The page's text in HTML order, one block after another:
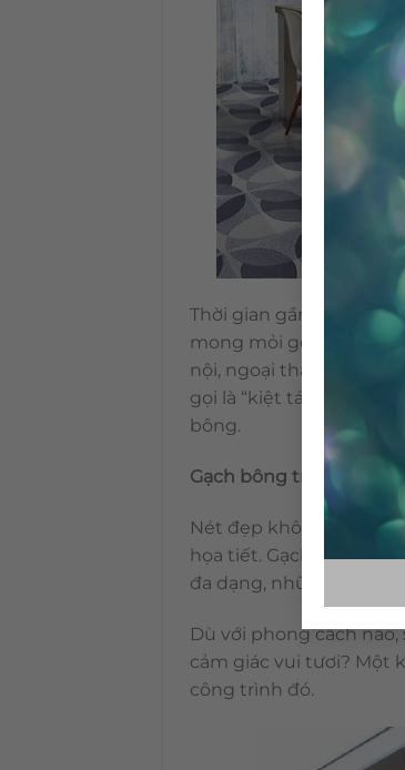
Thời gian gần đây,
mong mỏi góp sức
nội, ngoại thất với
gọi là “kiệt tác truyền
bông.
Gạch bông trong trang
Nét đẹp không bao giờ
họa tiết. Gạch bông
đa dạng, những thiết
Dù với phong cách
cảm giác vui tươi? Một
công trình đó.